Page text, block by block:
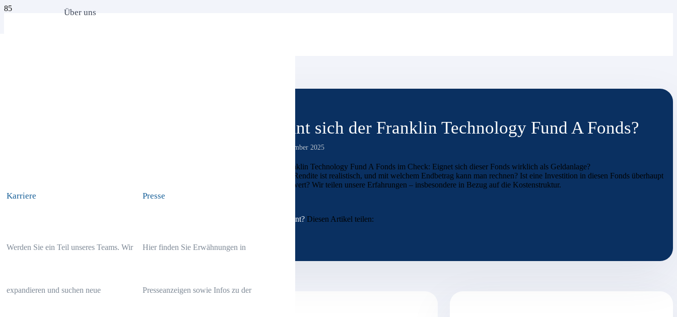
Über uns
Karriere
Werden Sie ein Teil unseres Teams. Wir
expandieren und suchen neue
Presse
Hier finden Sie Erwähnungen in
Presseanzeigen sowie Infos zu der
Lohnt sich der Franklin Technology Fund A Fonds?
27. November 2025
Der Franklin Technology Fund A Fonds im Check: Eignet sich dieser Fonds wirklich als Geldanlage?
Welche Rendite ist realistisch, und mit welchem Endbetrag kann man rechnen? Ist eine Investition in diesen Fonds überhaupt
lohnenswert? Wir teilen unsere Erfahrungen – insbesondere in Bezug auf die Kostenstruktur.
Interessant?Diesen Artikel teilen: